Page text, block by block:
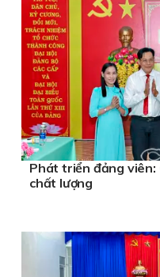
Phát triển đảng viên:
chất lượng